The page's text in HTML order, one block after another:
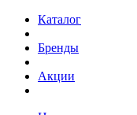
Каталог
Бренды
Акции